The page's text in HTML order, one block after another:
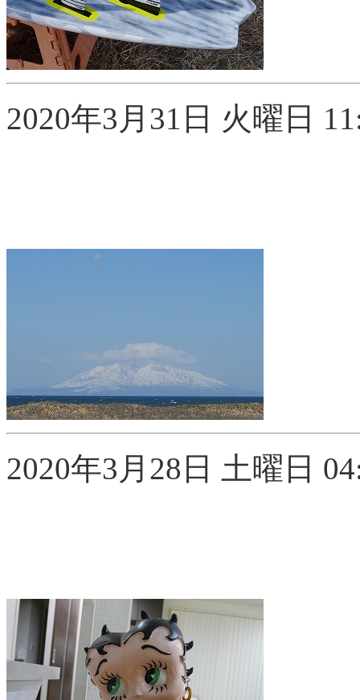
2020年3月31日 火曜日
2020年3月28日 土曜日